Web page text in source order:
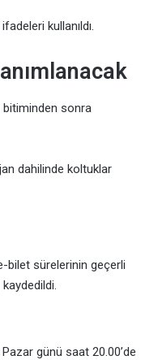
kullanıldı.
bitiminden sonra
dahilinde koltuklar
bilet sürelerinin geçerli
günü saat 20.00’de